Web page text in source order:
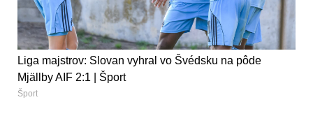
Liga majstrov: Slovan vyhral vo Švédsku na pôde
Mjällby AIF 2:1 | Šport
Šport